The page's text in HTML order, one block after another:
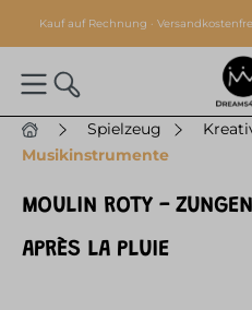
springen
Kauf auf Rechnung ·
Spielzeug
Musikinstrumente
MOULIN ROTY -
APRÈS LA PLUIE